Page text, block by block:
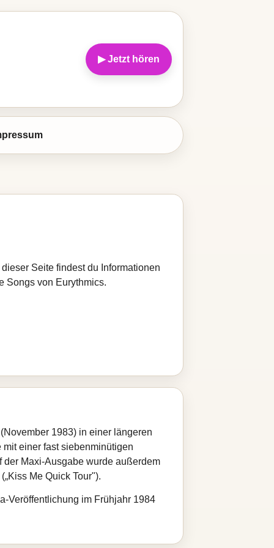
▶ Jetzt hören
Seite findest du Informationen
Songs von Eurythmics.
1983) in einer längeren
einer fast siebenminütigen
der Maxi-Ausgabe wurde außerdem
Me Quick Tour").
Veröffentlichung im Frühjahr 1984